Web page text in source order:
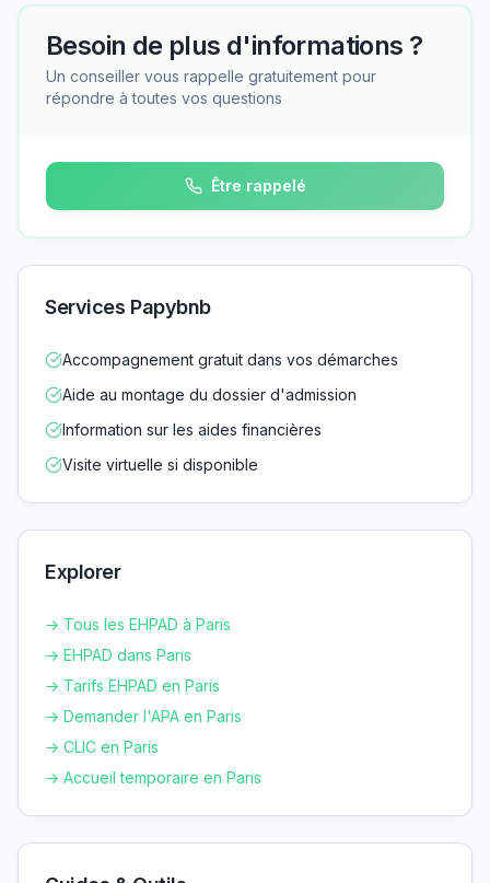
Besoin de plus d'informations ?
Un conseiller vous rappelle gratuitement pour
répondre à toutes vos questions
Être rappelé
Services Papybnb
Accompagnement gratuit dans vos démarches
Aide au montage du dossier d'admission
Information sur les aides financières
Visite virtuelle si disponible
Explorer
→ Tous les EHPAD à Paris
→ EHPAD dans Paris
→ Tarifs EHPAD en Paris
→ Demander l'APA en Paris
→ CLIC en Paris
→ Accueil temporaire en Paris